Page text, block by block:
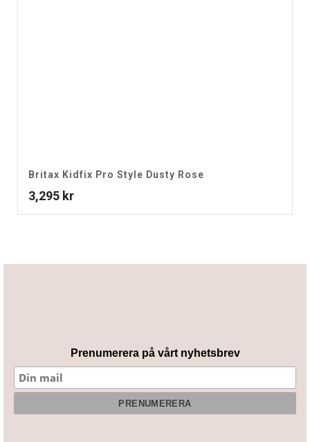
Britax Kidfix Pro Style Dusty Rose
3,295 kr
Prenumerera på vårt nyhetsbrev